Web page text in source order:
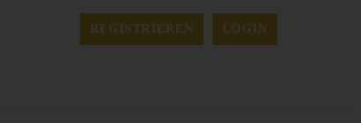
REGISTRIEREN LOGIN